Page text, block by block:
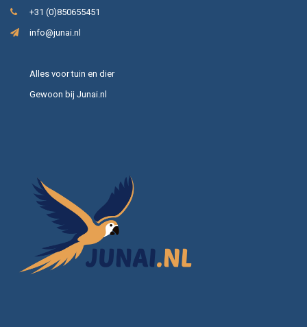
+31 (0)850655451
info@junai.nl
Alles voor tuin en dier
Gewoon bij Junai.nl